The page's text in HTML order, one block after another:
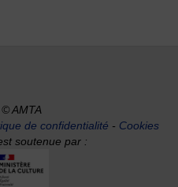
© AMTA
de confidentialité - Cookies
soutenue par :